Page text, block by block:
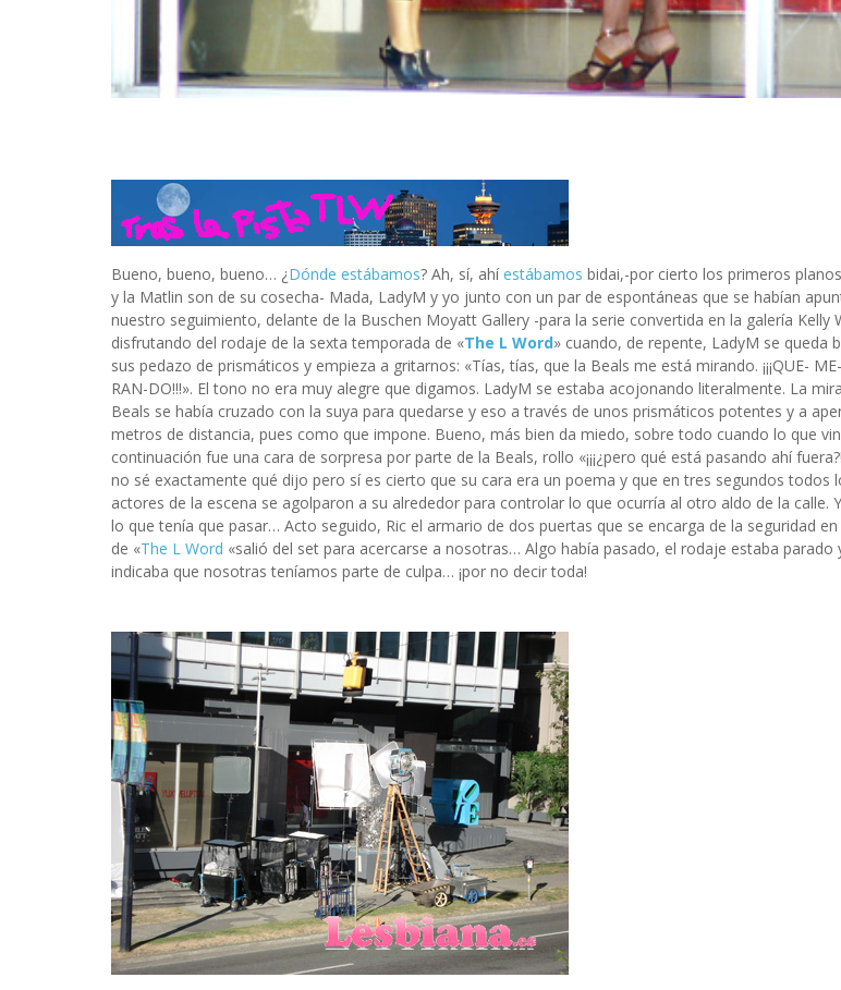
Bueno, bueno, bueno… ¿Dónde estábamos? Ah, sí, ahíestábamos bidai,-por cierto los primeros
y la Matlin son de su cosecha- Mada, LadyM y yo junto con un par de espontáneas que se habían
nuestro seguimiento, delante de la Buschen Moyatt Gallery -para la serie convertida en la galería Kelly
disfrutando del rodaje de la sexta temporada de «The L Word» cuando, de repente, LadyM se queda
sus pedazo de prismáticos y empieza a gritarnos: «Tías, tías, que la Beals me está mirando. ¡¡¡QUE-
RAN-DO!!!». El tono no era muy alegre que digamos. LadyM se estaba acojonando literalmente. La
Beals se había cruzado con la suya para quedarse y eso a través de unos prismáticos potentes y a
metros de distancia, pues como que impone. Bueno, más bien da miedo, sobre todo cuando lo que
continuación fue una cara de sorpresa por parte de la Beals, rollo «¡¡¡¿pero qué está pasando ahí
no sé exactamente qué dijo pero sí es cierto que su cara era un poema y que en tres segundos todos
actores de la escena se agolparon a su alrededor para controlar lo que ocurría al otro aldo de la calle.
lo que tenía que pasar… Acto seguido, Ric el armario de dos puertas que se encarga de la seguridad
de «The L Word «salió del set para acercarse a nosotras… Algo había pasado, el rodaje estaba parado
indicaba que nosotras teníamos parte de culpa… ¡por no decir toda!